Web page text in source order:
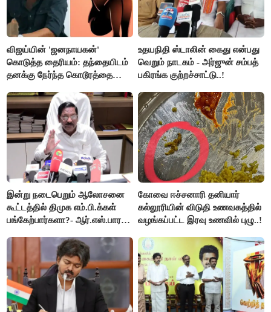
விஜய்யின் 'ஜனநாயகன்'
கொடுத்த தைரியம்: தந்தையிடம்
தனக்கு நேர்ந்த கொடூரத்தை
உதயநிதி ஸ்டாலின் கைது என்பது
வெறும் நாடகம் - அர்ஜுன் சம்பத்
பகிரங்க குற்றச்சாட்டு..!
இன்று நடைபெறும் ஆலோசனை
கூட்டத்தில் திமுக எம்.பி.க்கள்
பங்கேற்பார்களா?- ஆர்.எஸ்.பாரதி
கோவை ஈச்சனாரி தனியார்
கல்லூரியின் விடுதி உணவகத்தில்
வழங்கப்பட்ட இரவு உணவில் புழு..!